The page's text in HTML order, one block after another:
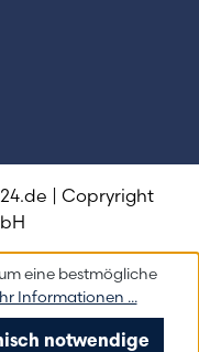
| Copryright
eine bestmögliche
Informationen ...
notwendige